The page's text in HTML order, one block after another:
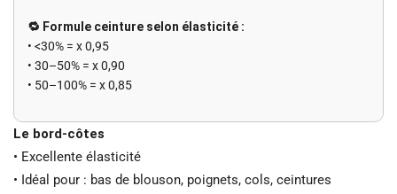
🔁 Formule ceinture selon élasticité :
• <30% = x 0,95
• 30–50% = x 0,90
• 50–100% = x 0,85
Le bord-côtes
• Excellente élasticité
• Idéal pour : bas de blouson, poignets, cols, ceintures